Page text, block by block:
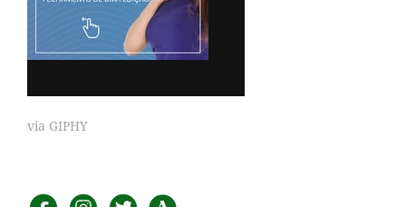
via GIPHY